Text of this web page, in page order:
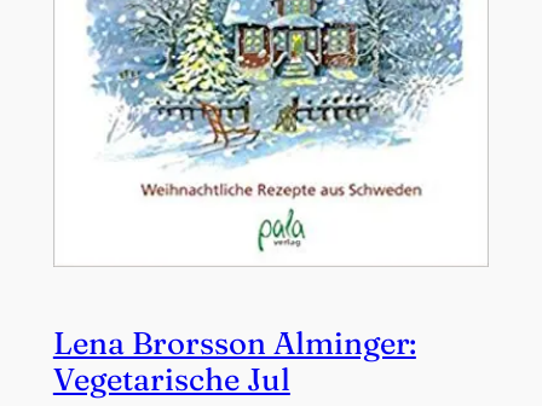
Lena Brorsson Alminger:
Vegetarische Jul